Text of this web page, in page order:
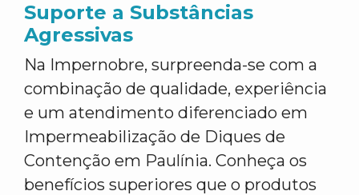
Suporte a Substâncias
Agressivas
Na Impernobre, surpreenda-se com a
combinação de qualidade, experiência
e um atendimento diferenciado em
Impermeabilização de Diques de
Contenção em Paulínia. Conheça os
benefícios superiores que o produtos